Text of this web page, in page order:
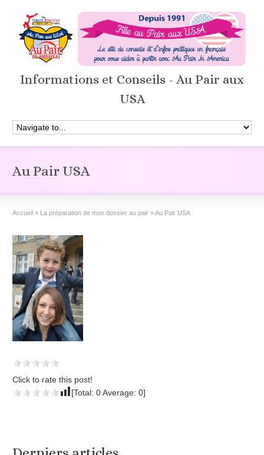
Informations et Conseils - Au Pair aux
USA
Au Pair USA
Accueil » La préparation de mon dossier au pair »Au Pair USA
Click to rate this post!
[Total:0Average:0]